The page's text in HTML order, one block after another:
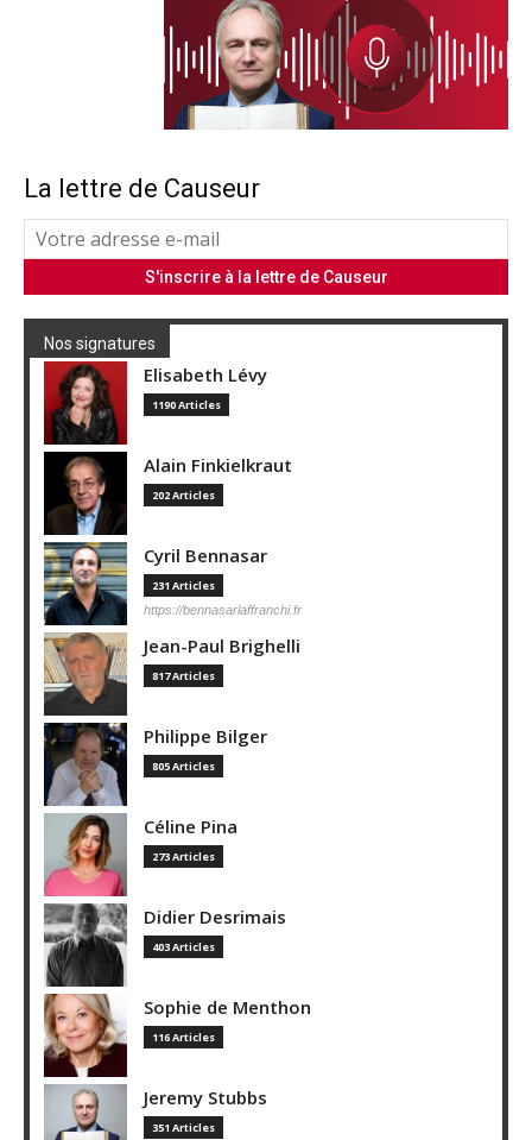
La lettre de Causeur
Nos signatures
Elisabeth Lévy
1190 Articles
Alain Finkielkraut
202 Articles
Cyril Bennasar
231 Articles
https://bennasarlaffranchi.fr
Jean-Paul Brighelli
817 Articles
Philippe Bilger
805 Articles
Céline Pina
273 Articles
Didier Desrimais
403 Articles
Sophie de Menthon
116 Articles
Jeremy Stubbs
351 Articles